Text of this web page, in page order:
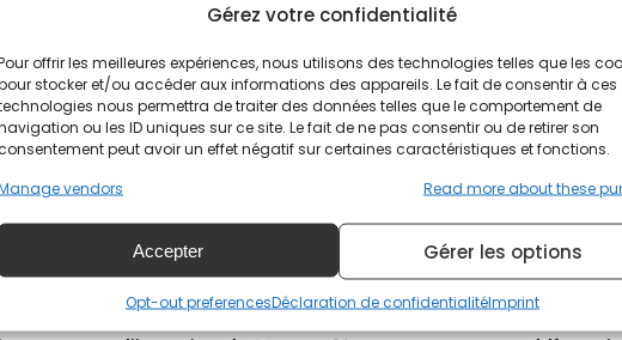
Gérez votre confidentialité
offrir les meilleures expériences, nous utilisons des technologies telles que les
stocker et/ou accéder aux informations des appareils. Le fait de consentir à ces
nous permettra de traiter des données telles que le comportement de
ou les ID uniques sur ce site. Le fait de ne pas consentir ou de retirer son
peut avoir un effet négatif sur certaines caractéristiques et fonctions.
vendors
Read more about these
Accepter Gérer les options
Opt-out preferencesDéclaration de confidentialitéImprint
nécessaire"
, explique Olivier Jansonnie, directeur technique
de progression en essais privés, il fallait se confronter à la
la concurrence afin de poursuivre notre préparation et nos
voiture qui avait obtenu des instances son homologation
strictement limitées et règlementées), les deux équipages ont
aux autres Hypercar du championnat, une
rien ne remplace la course.
informations sur la voiture, sur l’équipe. Nous avons
jamais été confrontés en essais, certains que nous